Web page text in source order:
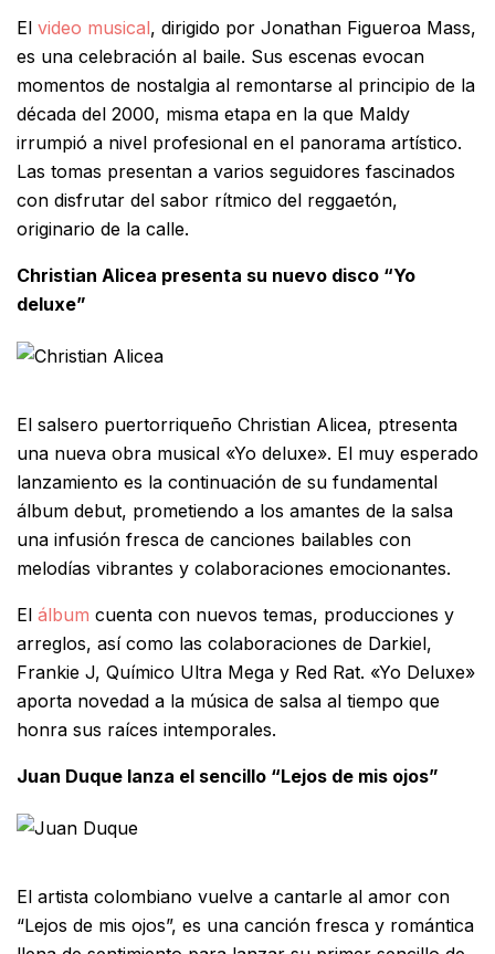
El video musical, dirigido por Jonathan Figueroa Mass,
es una celebración al baile. Sus escenas evocan
momentos de nostalgia al remontarse al principio de la
década del 2000, misma etapa en la que Maldy
irrumpió a nivel profesional en el panorama artístico.
Las tomas presentan a varios seguidores fascinados
con disfrutar del sabor rítmico del reggaetón,
originario de la calle.
Christian Alicea presenta su nuevo disco “Yo
deluxe”
El salsero puertorriqueño Christian Alicea, ptresenta
una nueva obra musical «Yo deluxe». El muy esperado
lanzamiento es la continuación de su fundamental
álbum debut, prometiendo a los amantes de la salsa
una infusión fresca de canciones bailables con
melodías vibrantes y colaboraciones emocionantes.
El álbum cuenta con nuevos temas, producciones y
arreglos, así como las colaboraciones de Darkiel,
Frankie J, Químico Ultra Mega y Red Rat. «Yo Deluxe»
aporta novedad a la música de salsa al tiempo que
honra sus raíces intemporales.
Juan Duque lanza el sencillo “Lejos de mis ojos”
El artista colombiano vuelve a cantarle al amor con
“Lejos de mis ojos”, es una canción fresca y romántica